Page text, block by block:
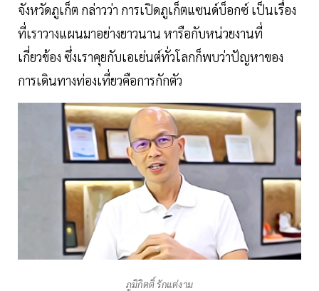
จังหวัดภูเก็ต กล่าวว่า การเปิดภูเก็ตแซนด์บ็อกซ์ เป็นเรื่อง
ที่เราวางแผนมาอย่างยาวนาน หารือกับหน่วยงานที่
เกี่ยวข้อง ซึ่งเราคุยกับเอเย่นต์ทั่วโลกก็พบว่าปัญหาของ
การเดินทางท่องเที่ยวคือการกักตัว
ภูมิกิตติ์ รักแต่งาม